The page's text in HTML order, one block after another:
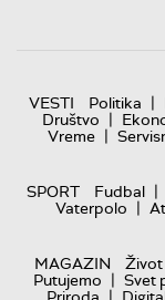
VESTI Politika |
Društvo |
Vreme |
SPORT
Fudbal |
Vaterpolo |
MAGAZIN
Život
Putujemo | Svet